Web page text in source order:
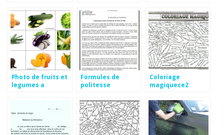
Photo de fruits et
legumes a
Formules de
politesse
république
Coloriage
magiquece2